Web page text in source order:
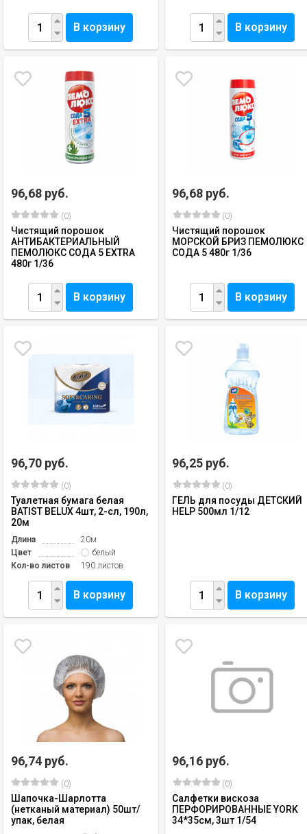
В корзину В корзину
96,68 руб.
(0)
Чистящий порошок
АНТИБАКТЕРИАЛЬНЫЙ
ПЕМОЛЮКС СОДА 5 EXTRA
480г 1/36
В корзину
96,68 руб.
(0)
Чистящий порошок
МОРСКОЙ БРИЗ ПЕМОЛЮКС
СОДА 5 480г 1/36
В корзину
96,70 руб.
(0)
Туалетная бумага белая
BATIST BELUX 4шт, 2-сл, 190л,
20м
Длина
20м
Цвет
белый
Кол-во листов
190 листов
В корзину
96,25 руб.
(0)
ГЕЛЬ для посуды ДЕТСКИЙ
HELP 500мл 1/12
В корзину
96,74 руб.
(0)
Шапочка-Шарлотта
(нетканый материал) 50шт/
упак, белая
96,16 руб.
(0)
Салфетки вискоза
ПЕРФОРИРОВАННЫЕ YORK
34*35см, 3шт 1/54